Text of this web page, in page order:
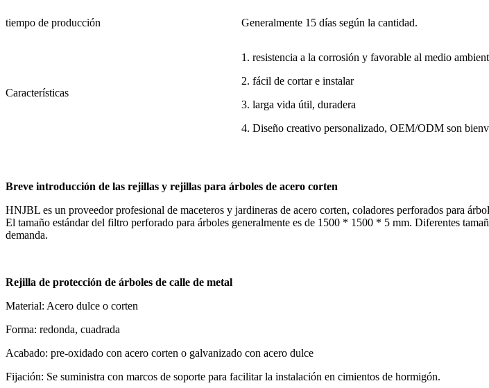
tiempo de producción Generalmente 15 días según la cantidad.
Características
1. resistencia a la corrosión y favorable al medio
2. fácil de cortar e instalar
3. larga vida útil, duradera
4. Diseño creativo personalizado, OEM/ODM son
Breve introducción de las rejillas y rejillas para árboles de acero corten
HNJBL es un proveedor profesional de maceteros y jardineras de acero corten, coladores perforados para
El tamaño estándar del filtro perforado para árboles generalmente es de 1500 * 1500 * 5 mm. Diferentes
demanda.
Rejilla de protección de árboles de calle de metal
Material: Acero dulce o corten
Forma: redonda, cuadrada
Acabado: pre-oxidado con acero corten o galvanizado con acero dulce
Fijación: Se suministra con marcos de soporte para facilitar la instalación en cimientos de hormigón.